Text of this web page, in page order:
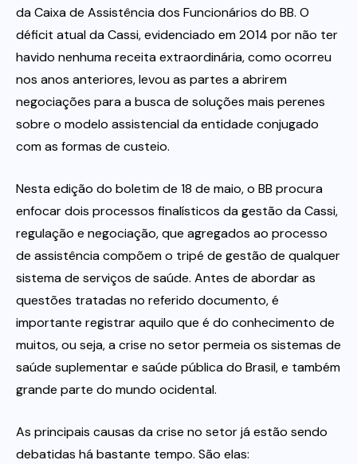
da Caixa de Assistência dos Funcionários do BB. O
déficit atual da Cassi, evidenciado em 2014 por não ter
havido nenhuma receita extraordinária, como ocorreu
nos anos anteriores, levou as partes a abrirem
negociações para a busca de soluções mais perenes
sobre o modelo assistencial da entidade conjugado
com as formas de custeio.
Nesta edição do boletim de 18 de maio, o BB procura
enfocar dois processos finalísticos da gestão da Cassi,
regulação e negociação, que agregados ao processo
de assistência compõem o tripé de gestão de qualquer
sistema de serviços de saúde. Antes de abordar as
questões tratadas no referido documento, é
importante registrar aquilo que é do conhecimento de
muitos, ou seja, a crise no setor permeia os sistemas de
saúde suplementar e saúde pública do Brasil, e também
grande parte do mundo ocidental.
As principais causas da crise no setor já estão sendo
debatidas há bastante tempo. São elas: